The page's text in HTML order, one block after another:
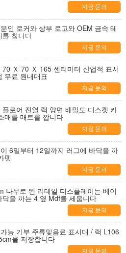
지금 문의
인 로커와 상부 로고와 OEM 금속 테
를 칩니다
지금 문의
Ｘ 70 Ｘ 165 센티미터 산업적 표시
무료 원내대표
지금 문의
플로어 진열 랙 양면 배밀도 디스켓 카
매를 매트를 깝니다
지금 문의
6일부터 12일까지 러그에 바닥을 까
펫
지금 문의
나무로 된 리테일 디스플레이는 베이
닥을 까는 4 옆 Mdf를 세웁니다
지금 문의
능 기부 주류및음료 표시대 / 랙 L106
을 저장합니다
지금 문의